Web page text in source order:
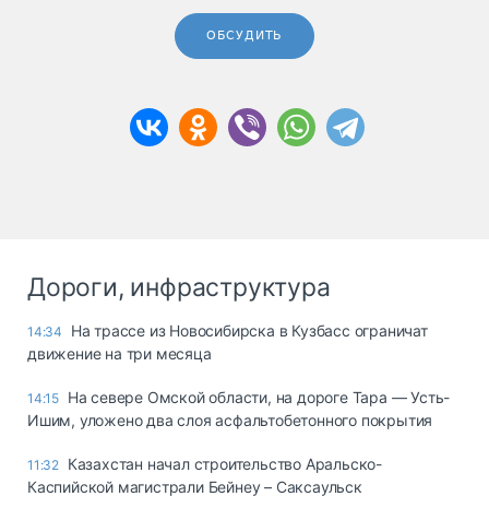
ОБСУДИТЬ
Дороги, инфраструктура
14:34
На трассе из Новосибирска в Кузбасс ограничат
движение на три месяца
14:15 На севере Омской области, на дороге Тара — Усть-
Ишим, уложено два слоя асфальтобетонного покрытия
11:32 Казахстан начал строительство Аральско-
Каспийской магистрали Бейнеу – Саксаульск